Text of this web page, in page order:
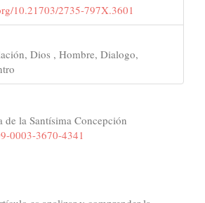
10.21703/2735-797X.3601
Dios , Hombre, Dialogo,
de la Santísima Concepción
0003-3670-4341